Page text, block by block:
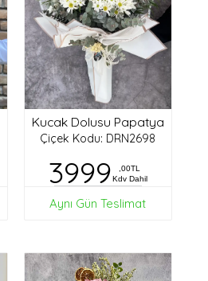
Kucak Dolusu Papatya
Çiçek Kodu: DRN2698
3999
,00TL
Kdv Dahil
Aynı Gün Teslimat